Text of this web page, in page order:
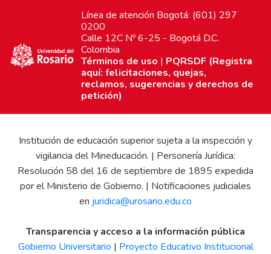
Línea de atención Bogotá: (601) 297
0200
Calle 12C Nº 6-25 - Bogotá D.C.
Colombia
Términos de uso | PQRSDF (Registra
aquí: felicitaciones, quejas,
reclamos, sugerencias y derechos de
petición)
Institución de educación superior sujeta a la inspección y
vigilancia del Mineducación. | Personería Jurídica:
Resolución 58 del 16 de septiembre de 1895 expedida
por el Ministerio de Gobierno. | Notificaciones judiciales
en juridica@urosario.edu.co
Transparencia y acceso a la información pública
Gobierno Universitario | Proyecto Educativo Institucional